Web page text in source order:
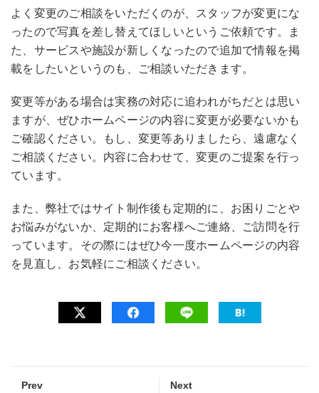
よく変更のご相談をいただくのが、スタッフが変更にな
ったので写真を差し替えてほしいというご依頼です。ま
た、サービスや施設が新しくなったので追加で情報を掲
載をしたいというのも、ご相談いただきます。
変更等がある場合は実務の対応に追われがちだとは思い
ますが、ぜひホームページの内容に変更が必要ないかも
ご確認ください。もし、変更等ありましたら、遠慮なく
ご相談ください。内容に合わせて、変更のご提案を行っ
ています。
また、弊社ではサイト制作後も定期的に、お困りごとや
お悩みがないか、定期的にお客様へご連絡、ご訪問を行
っています。その際にはぜひ今一度ホームページの内容
を見直し、お気軽にご相談ください。
Prev Next